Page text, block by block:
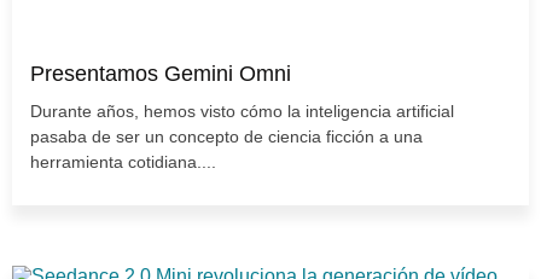
Presentamos Gemini Omni
Durante años, hemos visto cómo la inteligencia artificial
pasaba de ser un concepto de ciencia ficción a una
herramienta cotidiana....